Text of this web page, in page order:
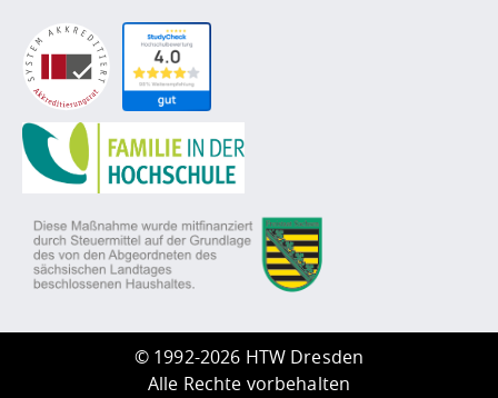
© 1992-2026 HTW Dresden
Alle Rechte vorbehalten